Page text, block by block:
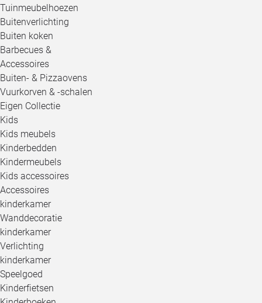
Tuinmeubelhoezen
Buitenverlichting
Buiten koken
Barbecues &
Accessoires
Buiten- & Pizzaovens
Vuurkorven & -schalen
Eigen Collectie
Kids
Kids meubels
Kinderbedden
Kindermeubels
Kids accessoires
Accessoires
kinderkamer
Wanddecoratie
kinderkamer
Verlichting
kinderkamer
Speelgoed
Kinderfietsen